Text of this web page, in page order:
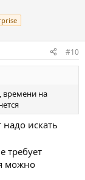
#10
времени на
искать
требует
можно